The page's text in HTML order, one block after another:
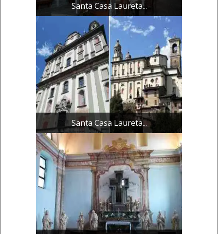
Santa Casa Laureta...
Santa Casa Laureta...